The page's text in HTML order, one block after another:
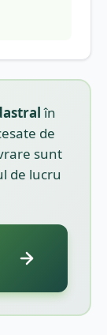
în
de
sunt
de lucru